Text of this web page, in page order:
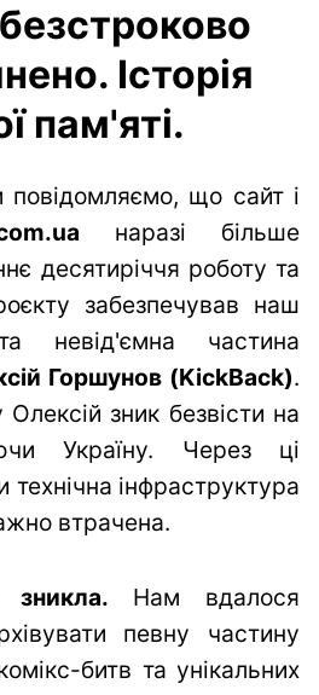
Історія
пам'яті.
що сайт і
наразі більше
десятиріччя роботу та
забезпечував наш
невід'ємна частина
Горшунов (KickBack).
зник безвісти на
Україну. Через ці
технічна інфраструктура
втрачена.
Нам вдалося
певну частину
битв та унікальних